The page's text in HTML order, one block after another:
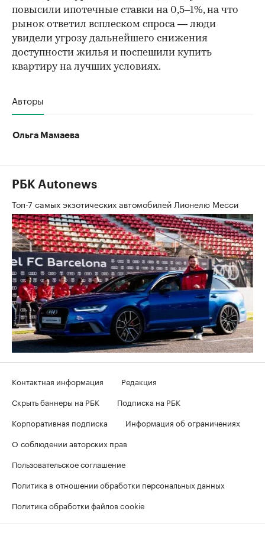
повысили ипотечные ставки на 0,5–1%, на что
рынок ответил всплеском спроса — люди
увидели угрозу дальнейшего снижения
доступности жилья и поспешили купить
квартиру на лучших условиях.
Авторы
Ольга Мамаева
РБК Autonews
Топ-7 самых экзотических автомобилей Лионелю Месси
Контактная информация
Редакция
Скрыть баннеры на РБК
Подписка на РБК
Корпоративная подписка
Информация об ограничениях
О соблюдении авторских прав
Пользовательское соглашение
Политика в отношении обработки персональных данных
Политика обработки файлов cookie